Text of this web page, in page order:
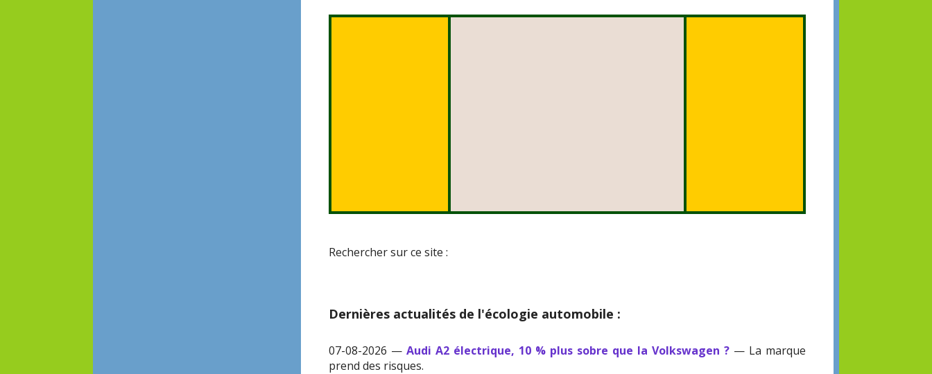
Rechercher sur ce site :
Dernières actualités de l'écologie automobile :
07-08-2026 —Audi A2 électrique, 10 % plus sobre que la Volkswagen ?— La marque
prend des risques.